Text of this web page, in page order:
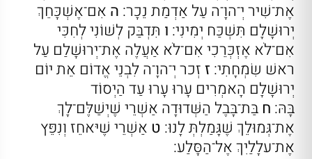
אֶת־שִׁיר יְ־הוָ־ה עַל אַדְמַת נֵכָר: ה אִם־אֶשְׁכָּחֵךְ
יְרוּשָׁלָם תִּשְׁכַּח יְמִינִי: ו תִּדְבַּק לְשׁוֹנִי לְחִכִּי
אִם־לֹא אֶזְכְּרֵכִי אִם־לֹא אַעֲלֶה אֶת־יְרוּשָׁלַם עַל
ראשׁ שִׂמְחָתִי: זזְכר יְ־הוָ־ה לִבְנֵי אֱדוֹם אֵת יוֹם
יְרוּשָׁלָם הָאמְרִים עָרוּ עָרוּ עַד הַיְסוֹד
בָּהּ: ח בַּת־בָּבֶל הַשְּׁדוּדָה אַשְׁרֵי שֶׁיְשַׁלֶּם־לָךְ
אֶת־גְּמוּלֵךְ שֶׁגָּמַלְתְּ לָנוּ: ט אַשְׁרֵי שֶׁיּאחֵז וְנִפֵּץ
אֶת־עלָלַיִךְ אֶל־הַסָּלַע: